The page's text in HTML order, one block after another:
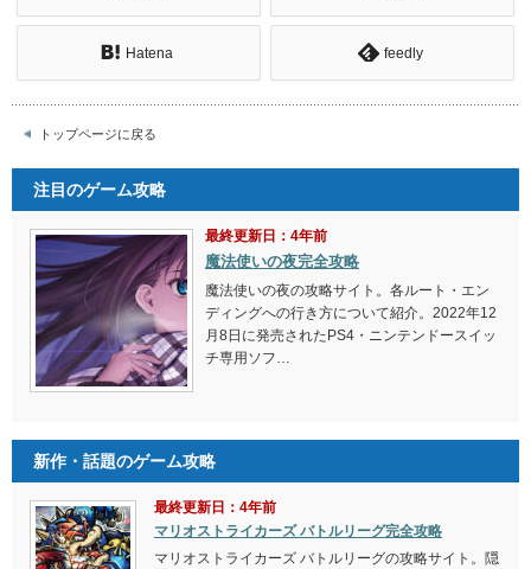
Hatena feedly
トップページに戻る
注目のゲーム攻略
最終更新日：4年前
魔法使いの夜完全攻略
魔法使いの夜の攻略サイト。各ルート・エン
ディングへの行き方について紹介。2022年12
月8日に発売されたPS4・ニンテンドースイッ
チ専用ソフ…
新作・話題のゲーム攻略
最終更新日：4年前
マリオストライカーズ バトルリーグ完全攻略
マリオストライカーズ バトルリーグの攻略サイト。隠